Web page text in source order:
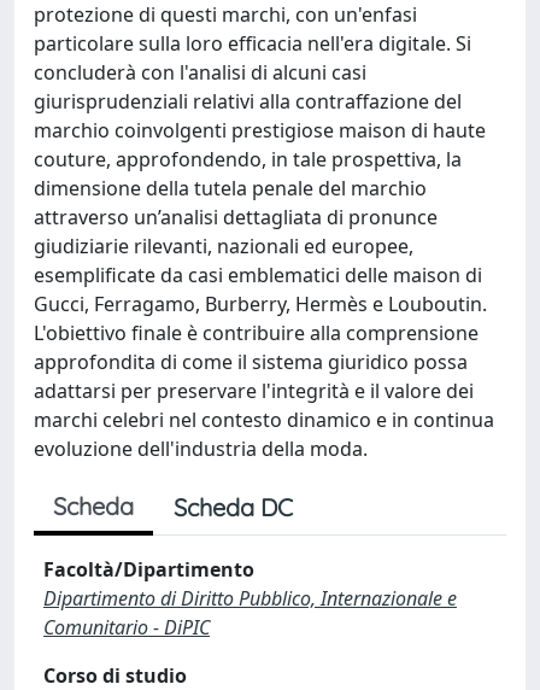
protezione di questi marchi, con un'enfasi
particolare sulla loro efficacia nell'era digitale. Si
concluderà con l'analisi di alcuni casi
giurisprudenziali relativi alla contraffazione del
marchio coinvolgenti prestigiose maison di haute
couture, approfondendo, in tale prospettiva, la
dimensione della tutela penale del marchio
attraverso un’analisi dettagliata di pronunce
giudiziarie rilevanti, nazionali ed europee,
esemplificate da casi emblematici delle maison di
Gucci, Ferragamo, Burberry, Hermès e Louboutin.
L'obiettivo finale è contribuire alla comprensione
approfondita di come il sistema giuridico possa
adattarsi per preservare l'integrità e il valore dei
marchi celebri nel contesto dinamico e in continua
evoluzione dell'industria della moda.
Scheda Scheda DC
Facoltà/Dipartimento
Dipartimento di Diritto Pubblico, Internazionale e
Comunitario - DiPIC
Corso di studio